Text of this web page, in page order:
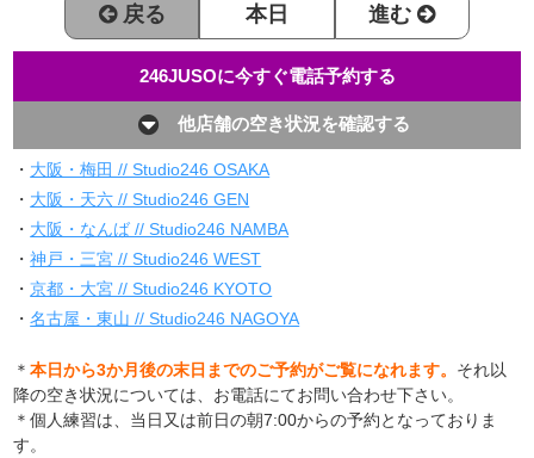
戻る 本日 進む
246JUSOに今すぐ電話予約する
他店舗の空き状況を確認する
・ 大阪・梅田 // Studio246 OSAKA
・ 大阪・天六 // Studio246 GEN
・ 大阪・なんば // Studio246 NAMBA
・神戸・三宮 // Studio246 WEST
・京都・大宮 // Studio246 KYOTO
・名古屋・東山 // Studio246 NAGOYA
＊本日から3か月後の末日までのご予約がご覧になれます。 それ以
降の空き状況については、お電話にてお問い合わせ下さい。
＊個人練習は、当日又は前日の朝7:00からの予約となっておりま
す。